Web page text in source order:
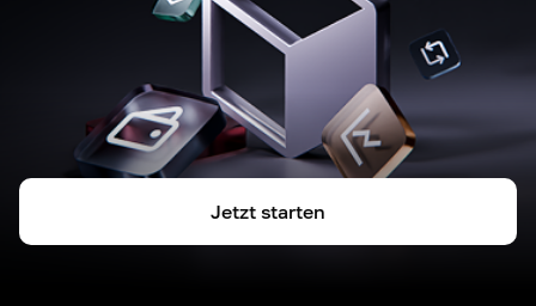
Jetzt starten